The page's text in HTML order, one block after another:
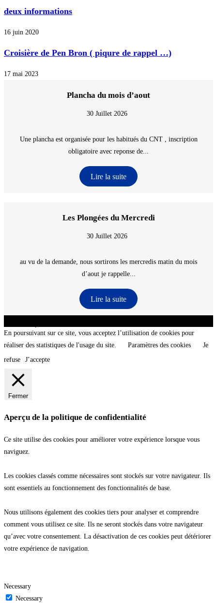
deux informations
16 juin 2020
Croisière de Pen Bron ( piqure de rappel …)
17 mai 2023
Plancha du mois d’aout
30 Juillet 2026
Une plancha est organisée pour les habitués du CNT , inscription
obligatoire avec reponse de...
Lire la suite
Les Plongées du Mercredi
30 Juillet 2026
au vu de la demande, nous sortirons les mercredis matin du mois
d’aout je rappelle...
Lire la suite
En poursuivant sur ce site, vous acceptez l’utilisation de cookies pour
réaliser des statistiques de l'usage du site.
Paramètres des cookies
Je
refuse
J’accepte
Fermer
Aperçu de la politique de confidentialité
Ce site utilise des cookies pour améliorer votre expérience lorsque vous
naviguez.
Les cookies classés comme nécessaires sont stockés sur votre navigateur. Ils
sont essentiels au fonctionnement des fonctionnalités de base.
Nous utilisons également des cookies tiers pour analyser et comprendre
comment vous utilisez ce site. Ils ne seront stockés dans votre navigateur
qu’avec votre consentement. La désactivation de ces cookies peut détériorer
votre expérience de navigation.
Necessary
Necessary